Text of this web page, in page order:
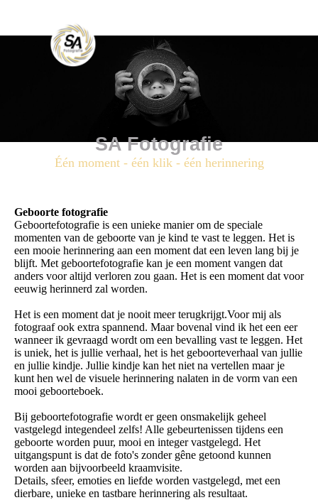
SA Fotografie
Één moment - één klik - één herinnering
Geboorte fotografie
Geboortefotografie is een unieke manier om de speciale
momenten van de geboorte van je kind te vast te leggen. Het is
een mooie herinnering aan een moment dat een leven lang bij je
blijft. Met geboortefotografie kan je een moment vangen dat
anders voor altijd verloren zou gaan. Het is een moment dat voor
eeuwig herinnerd zal worden.
Het is een moment dat je nooit meer terugkrijgt.Voor mij als
fotograaf ook extra spannend. Maar bovenal vind ik het een eer
wanneer ik gevraagd wordt om een bevalling vast te leggen. Het
is uniek, het is jullie verhaal, het is het geboorteverhaal van jullie
en jullie kindje. Jullie kindje kan het niet na vertellen maar je
kunt hen wel de visuele herinnering nalaten in de vorm van een
mooi geboorteboek.
Bij geboortefotografie wordt er geen onsmakelijk geheel
vastgelegd integendeel zelfs! Alle gebeurtenissen tijdens een
geboorte worden puur, mooi en integer vastgelegd. Het
uitgangspunt is dat de foto's zonder gêne getoond kunnen
worden aan bijvoorbeeld kraamvisite.
Details, sfeer, emoties en liefde worden vastgelegd, met een
dierbare, unieke en tastbare herinnering als resultaat.